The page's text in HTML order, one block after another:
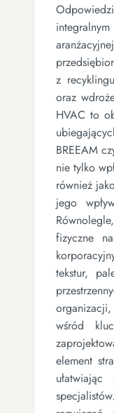
z
oraz
HVAC to
BREEAM
nie tylko
również
jego
fizyczne
tekstur,
organizacji,
wśród
element